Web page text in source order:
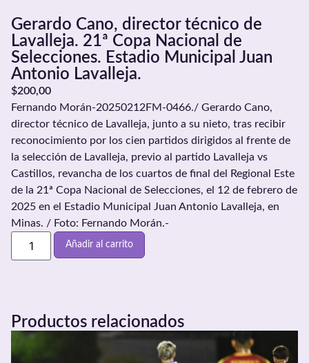
Gerardo Cano, director técnico de
Lavalleja. 21ª Copa Nacional de
Selecciones. Estadio Municipal Juan
Antonio Lavalleja.
$200,00
Fernando Morán-20250212FM-0466./ Gerardo Cano,
director técnico de Lavalleja, junto a su nieto, tras recibir
reconocimiento por los cien partidos dirigidos al frente de
la selección de Lavalleja, previo al partido Lavalleja vs
Castillos, revancha de los cuartos de final del Regional Este
de la 21ª Copa Nacional de Selecciones, el 12 de febrero de
2025 en el Estadio Municipal Juan Antonio Lavalleja, en
Minas. / Foto: Fernando Morán.-
Añadir al carrito
Productos relacionados